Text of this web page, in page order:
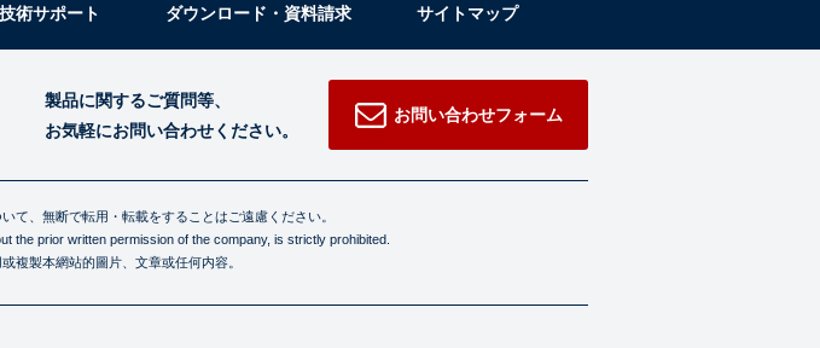
技術サポート ダウンロード・資料請求 サイトマップ
製品に関するご質問等、
お気軽にお問い合わせください。
お問い合わせフォーム
て、無断で転用・転載をすることはご遠慮ください。
the prior written permission of the company, is strictly prohibited.
複製本網站的圖片、文章或任何内容。